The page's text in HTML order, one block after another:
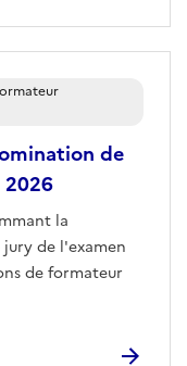
de
2026
la
de l'examen
de formateur